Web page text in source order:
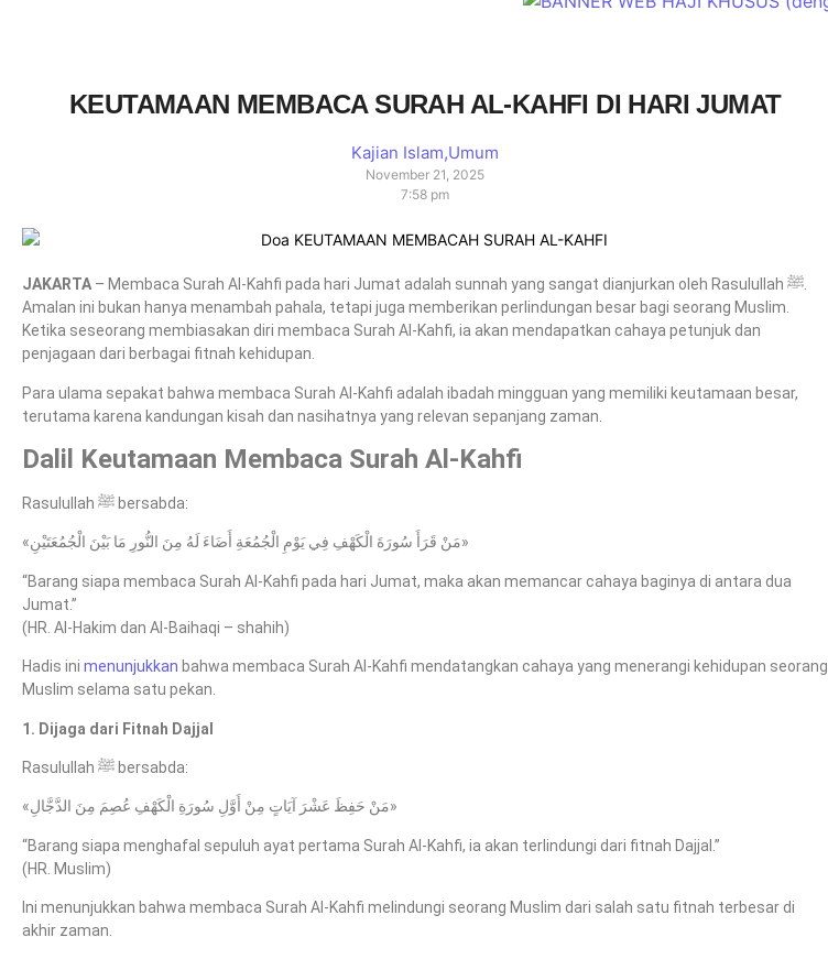
KEUTAMAAN MEMBACA SURAH AL-KAHFI DI HARI JUMAT
Kajian Islam,Umum
November 21, 2025
7:58 pm
JAKARTA– Membaca Surah Al-Kahfi pada hari Jumat adalah sunnah yang sangat dianjurkan oleh Rasulullah ﷺ.
Amalan ini bukan hanya menambah pahala, tetapi juga memberikan perlindungan besar bagi seorang Muslim.
Ketika seseorang membiasakan diri membaca Surah Al-Kahfi, ia akan mendapatkan cahaya petunjuk dan
penjagaan dari berbagai fitnah kehidupan.
Para ulama sepakat bahwa membaca Surah Al-Kahfi adalah ibadah mingguan yang memiliki keutamaan besar,
terutama karena kandungan kisah dan nasihatnya yang relevan sepanjang zaman.
Dalil Keutamaan Membaca Surah Al-Kahfi
Rasulullah ﷺ bersabda:
«مَنْ قَرَأَ سُورَةَ الْكَهْفِ فِي يَوْمِ الْجُمُعَةِ أَضَاءَ لَهُ مِنَ النُّورِ مَا بَيْنَ الْجُمُعَتَيْنِ»
“Barang siapa membaca Surah Al-Kahfi pada hari Jumat, maka akan memancar cahaya baginya di antara dua
Jumat.”
(HR. Al-Hakim dan Al-Baihaqi – shahih)
Hadis ini menunjukkan bahwa membaca Surah Al-Kahfi mendatangkan cahaya yang menerangi kehidupan seorang
Muslim selama satu pekan.
1. Dijaga dari Fitnah Dajjal
Rasulullah ﷺ bersabda:
«مَنْ حَفِظَ عَشْرَ آيَاتٍ مِنْ أَوَّلِ سُورَةِ الْكَهْفِ عُصِمَ مِنَ الدَّجَّالِ»
“Barang siapa menghafal sepuluh ayat pertama Surah Al-Kahfi, ia akan terlindungi dari fitnah Dajjal.”
(HR. Muslim)
Ini menunjukkan bahwa membaca Surah Al-Kahfi melindungi seorang Muslim dari salah satu fitnah terbesar di
akhir zaman.